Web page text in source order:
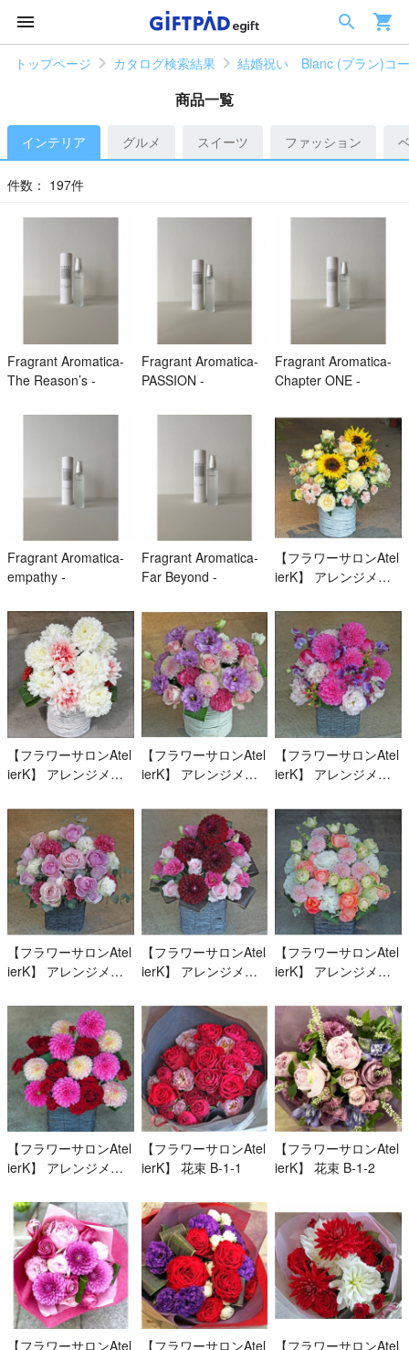
トップページ カタログ検索結果 結婚祝い Blanc (ブラン)コ
商品一覧
グルメ スイーツ ファッション
インテリア
件数： 197件
Fragrant Aromatica-
The Reason’s -
Fragrant Aromatica-
PASSION -
Fragrant Aromatica-
Chapter ONE -
Fragrant Aromatica-
empathy -
Fragrant Aromatica-
Far Beyond -
【フラワーサロンAtel
ierK】 アレンジメン
【フラワーサロンAtel
ierK】 アレンジメン
【フラワーサロンAtel
ierK】 アレンジメン
【フラワーサロンAtel
ierK】 アレンジメン
【フラワーサロンAtel
ierK】 アレンジメン
【フラワーサロンAtel
ierK】 アレンジメン
【フラワーサロンAtel
ierK】 アレンジメン
【フラワーサロンAtel
ierK】 アレンジメン
【フラワーサロンAtel
ierK】 花束 B-1-1
【フラワーサロンAtel
ierK】 花束 B-1-2
【フラワーサロンAtel
【フラワーサロンAtel
【フラワーサロンAtel